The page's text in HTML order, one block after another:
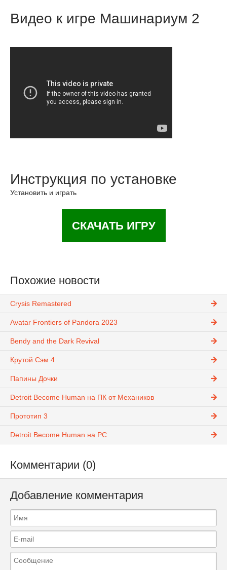
Видео к игре Машинариум 2
Инструкция по установке
Установить и играть
СКАЧАТЬ ИГРУ
Похожие новости
Crysis Remastered
Avatar Frontiers of Pandora 2023
Bendy and the Dark Revival
Крутой Сэм 4
Папины Дочки
Detroit Become Human на ПК от Механиков
Прототип 3
Detroit Become Human на PC
Комментарии (0)
Добавление комментария